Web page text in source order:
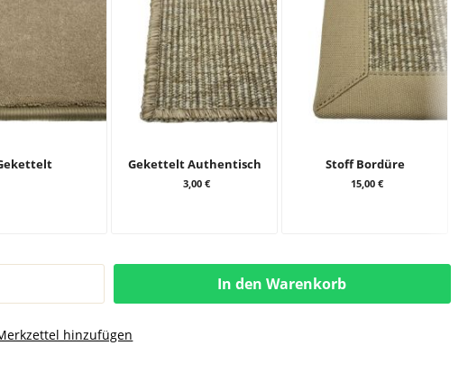
Gekettelt Authentisch
3,00 €
Stoff Bordüre
15,00 €
In den Warenkorb
hinzufügen